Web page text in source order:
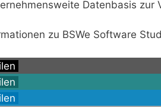
Datenbasis zur
zu BSWe Software